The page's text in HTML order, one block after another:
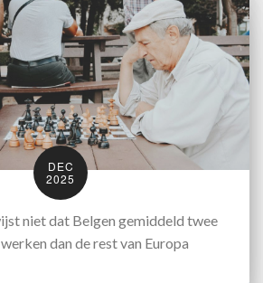
DEC
2025
niet dat Belgen gemiddeld twee
dan de rest van Europa